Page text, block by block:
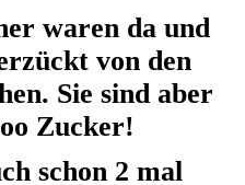
waren da und
von den
Sie sind aber
Zucker!
schon 2 mal